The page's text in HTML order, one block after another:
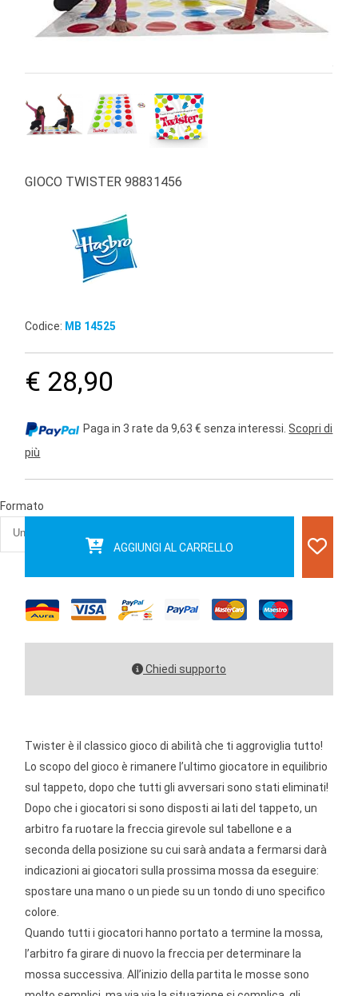
SYLVANIAN
FAMILY
BRAND
GIOCO TWISTER 98831456
Codice: MB 14525
€ 28,90
Paga in 3 rate da 9,63 € senza interessi.Scopri di
più
Formato
AGGIUNGI AL CARRELLO
Chiedi supporto
Twister è il classico gioco di abilità che ti aggroviglia tutto!
Lo scopo del gioco è rimanere l’ultimo giocatore in equilibrio
sul tappeto, dopo che tutti gli avversari sono stati eliminati!
Dopo che i giocatori si sono disposti ai lati del tappeto, un
arbitro fa ruotare la freccia girevole sul tabellone e a
seconda della posizione su cui sarà andata a fermarsi darà
indicazioni ai giocatori sulla prossima mossa da eseguire:
spostare una mano o un piede su un tondo di uno specifico
colore.
Quando tutti i giocatori hanno portato a termine la mossa,
l’arbitro fa girare di nuovo la freccia per determinare la
mossa successiva. All’inizio della partita le mosse sono